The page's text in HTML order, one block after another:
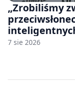
„Zrobiliśmy
7 sie 2026